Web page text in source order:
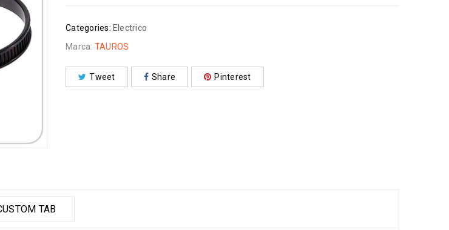
Categories: Electrico
Marca: TAUROS
Tweet Share Pinterest
TAB